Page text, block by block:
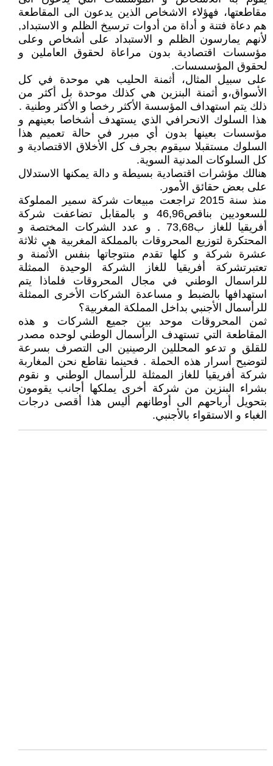
مقاطعتها، فهؤلاء الاشخاص الذين يدعون الى المقاطعة
هم دعاة فتنة و أداة من أدوات ترسيخ الظلم و الاستبداد,
لأنهم يمارسون الظلم و الاستبداد على أشخاص وعلى
مؤسسات اقتصادية بدون مراعاة لحقوق العاملين و
لحقوق المؤسسسات.
على سبيل المثال، أثمنة الحليب هي موحدة في كل
الأسواق،و أثمنة البنزين هي كذلك موحدة بل أكثر من
ذلك يتم استهداف المؤسسة الأكثر رخصا و الأكثر وطنية .
هذا السلوك الانحرافي الذي يستهدف أشخاصا بعينهم و
مؤسسات بعينها بدون أي مبرر في حالة تعميم هذا
السلوك مستقبلا سيقوم بجرف كل الأخلاق الاقتصادية و
كل السلوكات المدنية السوية.
هنالك مؤشرات اقتصادية بسيطة و دالة يمكنها الاستدلال
على بعض حقائق الأمور.
منذ سنة 2015 تراجعت مبيعات شركة سمير المملوكة
للسعوديين بناقص46,96 و بالمقابل تضاعفت شركة
أفريقيا للغاز ب73,68 . و عدد الشركات المختصة و
المحتكرة لتوزيع المحروقات بالمملكة المغربية هي ثلاثة
عشرة شركة و كلها تقدم منتوجاتها بنفس الأثمنة و
تعتبرتشركة أفريقيا للغاز الشركة الوحيدة الممثلة
للراسمال الوطني في مجال المحروقات فلماذا يتم
استهدافها بالضبط و مساعدة الشركات الأخرى الممثلة
للرأسمال الأجنبي بداخل المملكة المغربية؟
ثمن المحروقات موحد بين جميع الشركات و هذه
المقاطعة التي تستهدف الرأسمال الوطني لوحده مصدر
للقلق و تدعو المحللين الرصينين الى التصرف بسرعة
لتوضيح أسرار هذه الحملة . فحينما نقاطع نحن المغاربة
شركة أفريقيا للغاز الممثلة للرأسمال الوطني و نقوم
بشراء البنزين من شركة أخرى يملكها أجانب يقومون
بتحويل أرباحهم الى أوطانهم أليس هذا أقصى درجات
الغباء و الاستقواء بالأجنبي.